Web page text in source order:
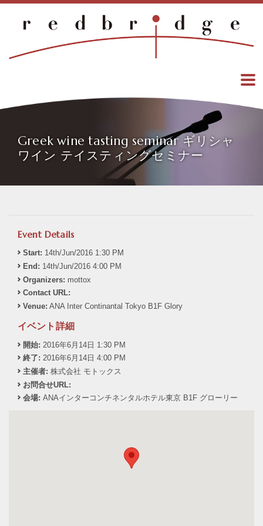
Greek wine tasting seminar ギリシャ
ワイン テイスティングセミナー
Event Details
Start: 14th/Jun/2016 1:30 PM
End: 14th/Jun/2016 4:00 PM
Organizers: mottox
Contact URL:
Venue: ANA Inter Continantal Tokyo B1F Glory
イベント詳細
開始: 2016年6月14日 1:30 PM
終了: 2016年6月14日 4:00 PM
主催者: 株式会社 モトックス
お問合せURL:
会場: ANAインターコンチネンタルホテル東京 B1F グローリー